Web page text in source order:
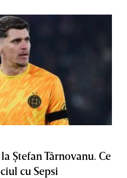
Ştefan Târnovanu. Ce
cu Sepsi